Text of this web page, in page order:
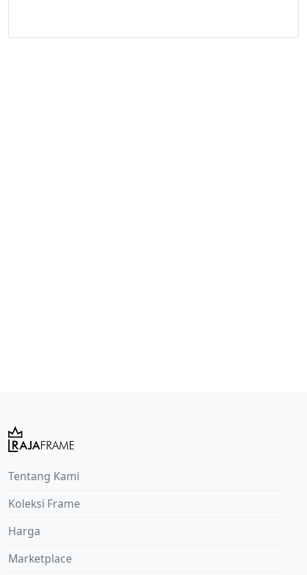
Tentang Kami
Koleksi Frame
Harga
Marketplace